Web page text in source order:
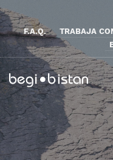
F.A.Q. TRABAJA